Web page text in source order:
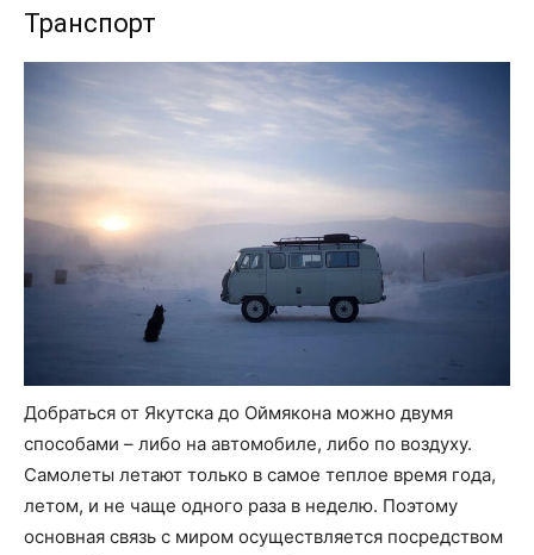
Транспорт
Добраться от Якутска до Оймякона можно двумя
способами – либо на автомобиле, либо по воздуху.
Самолеты летают только в самое теплое время года,
летом, и не чаще одного раза в неделю. Поэтому
основная связь с миром осуществляется посредством